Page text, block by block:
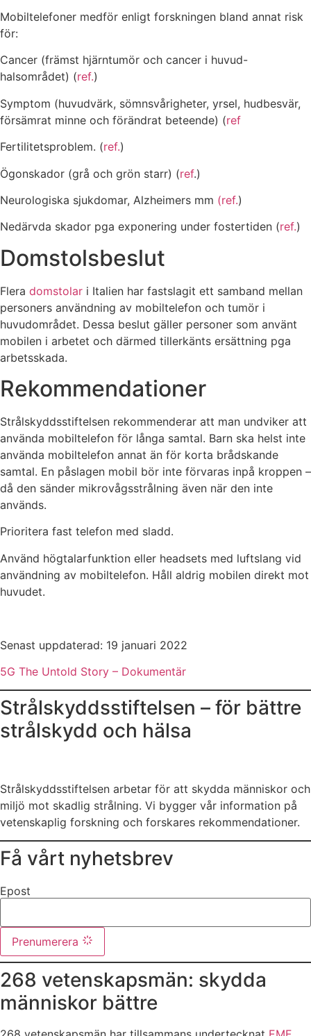
Mobiltelefoner medför enligt forskningen bland annat risk
för:
Cancer (främst hjärntumör och cancer i huvud-
halsområdet) (ref.)
Symptom (huvudvärk, sömnsvårigheter, yrsel, hudbesvär,
försämrat minne och förändrat beteende) (ref
Fertilitetsproblem. (ref.)
Ögonskador (grå och grön starr) (ref.)
Neurologiska sjukdomar, Alzheimers mm (ref.)
Nedärvda skador pga exponering under fostertiden (ref.)
Domstolsbeslut
Flera domstolar i Italien har fastslagit ett samband mellan
personers användning av mobiltelefon och tumör i
huvudområdet. Dessa beslut gäller personer som använt
mobilen i arbetet och därmed tillerkänts ersättning pga
arbetsskada.
Rekommendationer
Strålskyddsstiftelsen rekommenderar att man undviker att
använda mobiltelefon för långa samtal. Barn ska helst inte
använda mobiltelefon annat än för korta brådskande
samtal. En påslagen mobil bör inte förvaras inpå kroppen –
då den sänder mikrovågsstrålning även när den inte
används.
Prioritera fast telefon med sladd.
Använd högtalarfunktion eller headsets med luftslang vid
användning av mobiltelefon. Håll aldrig mobilen direkt mot
huvudet.
Senast uppdaterad: 19 januari 2022
5G The Untold Story – Dokumentär
Strålskyddsstiftelsen – för bättre
strålskydd och hälsa
Strålskyddsstiftelsen arbetar för att skydda människor och
miljö mot skadlig strålning. Vi bygger vår information på
vetenskaplig forskning och forskares rekommendationer.
Få vårt nyhetsbrev
Epost
Prenumerera
268 vetenskapsmän: skydda
människor bättre